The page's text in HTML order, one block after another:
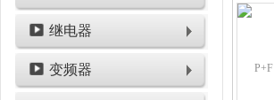
继电器
变频器